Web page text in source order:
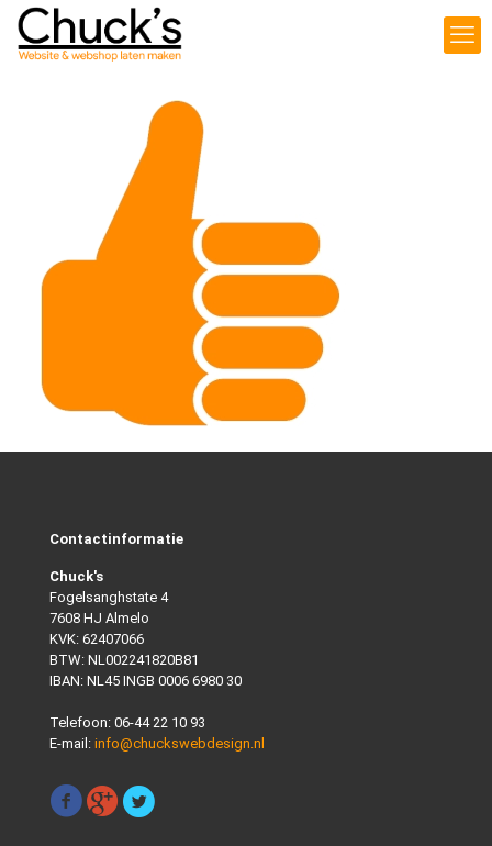
Contactinformatie
Chuck's
Fogelsanghstate 4
7608 HJ Almelo
KVK: 62407066
BTW: NL002241820B81
IBAN: NL45 INGB 0006 6980 30
Telefoon: 06-44 22 10 93
E-mail: info@chuckswebdesign.nl